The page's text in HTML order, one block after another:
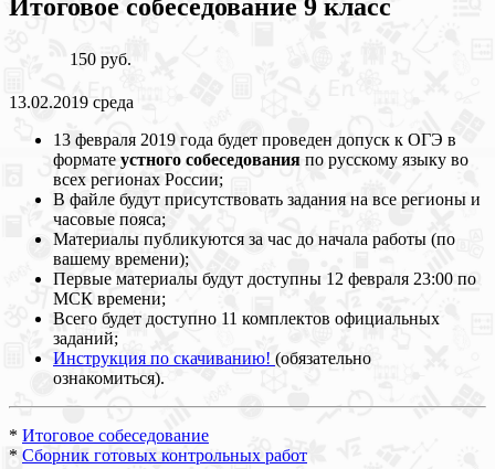
Итоговое собеседование 9 класс
150 руб.
13.02.2019 среда
13 февраля 2019 года будет проведен допуск к ОГЭ в
формате устного собеседования по русскому языку во
всех регионах России;
В файле будут присутствовать задания на все регионы и
часовые пояса;
Материалы публикуются за час до начала работы (по
вашему времени);
Первые материалы будут доступны 12 февраля 23:00 по
МСК времени;
Всего будет доступно 11 комплектов официальных
заданий;
Инструкция по скачиванию! (обязательно
ознакомиться).
* Итоговое собеседование
* Сборник готовых контрольных работ